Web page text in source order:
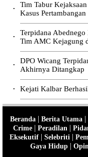
•
Tim Tabur
Kasus Pertambangan
•
Terpidana
Tim AMC Kejagung
•
DPO Wicang
Akhirnya Ditangkap
• Kejati Kalbar
Beranda| Berita Utama|
Crime | Peradilan |
Eksekutif| Selebriti |
Gaya Hidup |